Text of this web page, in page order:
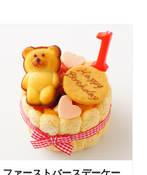
ファーストバースデーケー